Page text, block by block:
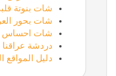
شات بنوتة
شات بحور
شات احساس
دردشة عراقنا
دليل المواقع